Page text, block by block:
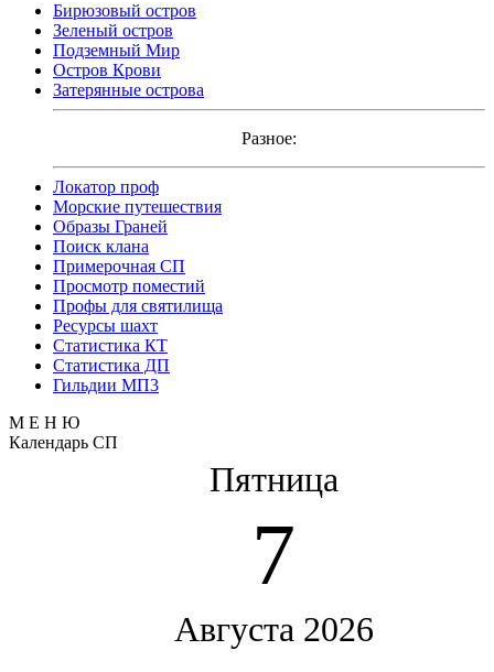
Бирюзовый остров
Зеленый остров
Подземный Мир
Остров Крови
Затерянные острова
Разное:
Локатор проф
Морские путешествия
Образы Граней
Поиск клана
Примерочная СП
Просмотр поместий
Профы для святилища
Ресурсы шахт
Статистика КТ
Статистика ДП
Гильдии МП3
М Е Н Ю
Календарь СП
Пятница
7
Августа 2026